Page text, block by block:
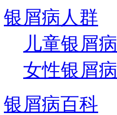
银屑病人群
儿童银屑病
女性银屑病
银屑病百科